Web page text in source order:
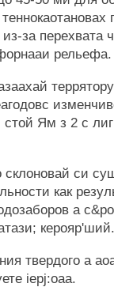
за перехвата
рельефа.
стой Ям з 2 с
склоновай си
как
a
твердого а
iepj:oaa.